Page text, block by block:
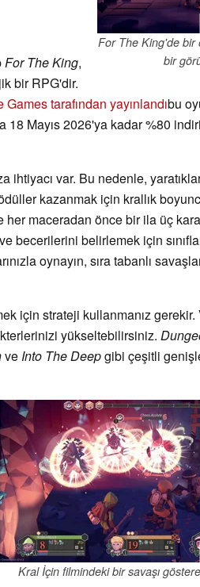
For The King'de bir
bir
For The King,
bir RPG'dir.
Games tarafından yayınlandıbu
18 Mayıs 2026'ya kadar %80
ihtiyacı var. Bu nedenle,
kazanmak için krallık
maceradan önce bir ila üç
becerilerini belirlemek için
oynayın, sıra tabanlı
için strateji kullanmanız gerekir.
yükseltebilirsiniz.
ve Into The Deepgibi çeşitli
Kral İçin filmindeki bir savaşı